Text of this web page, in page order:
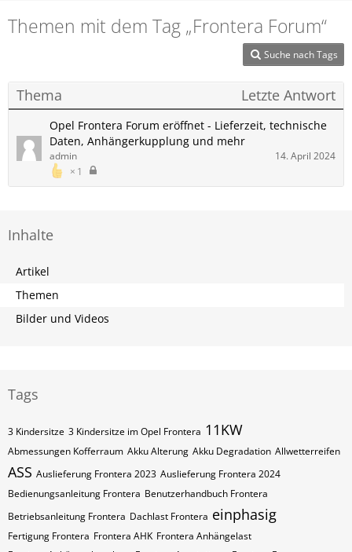
Themen mit dem Tag „Frontera Forum“
Suche nach Tags
Thema Letzte Antwort
Opel Frontera Forum eröffnet - Lieferzeit, technische
Daten, Anhängerkupplung und mehr
1
admin 14. April 2024
Inhalte
Artikel
Themen
Bilder und Videos
Tags
3 Kindersitze 3 Kindersitze im Opel Frontera 11KW
Abmessungen Kofferraum Akku Alterung Akku Degradation Allwetterreifen
ASS Auslieferung Frontera 2023 Auslieferung Frontera 2024
Bedienungsanleitung Frontera Benutzerhandbuch Frontera
Betriebsanleitung Frontera Dachlast Frontera einphasig
Fertigung Frontera Frontera AHK Frontera Anhängelast